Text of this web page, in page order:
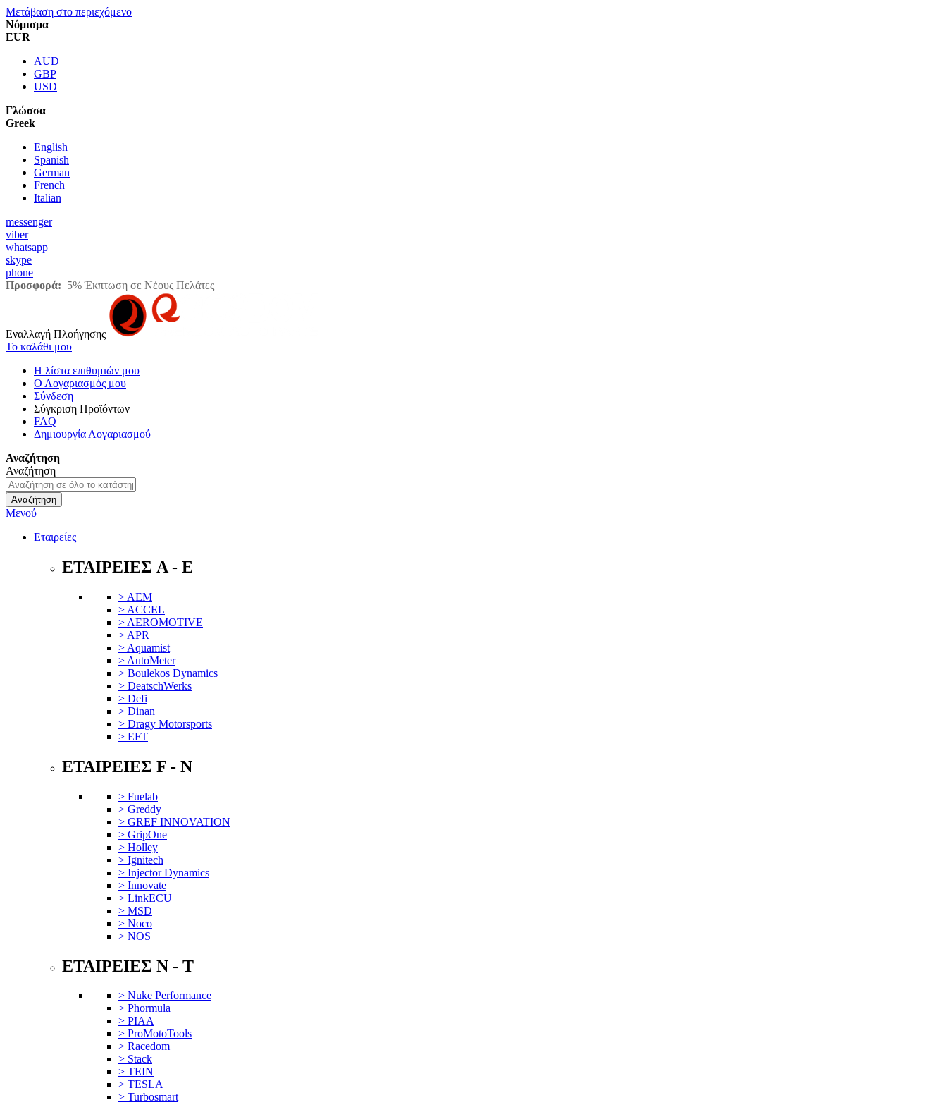
Μετάβαση στο περιεχόμενο
Νόμισμα
EUR
AUD
GBP
USD
Γλώσσα
Greek
English
Spanish
German
French
Italian
messenger
viber
whatsapp
skype
phone
Προσφορά: 5% Έκπτωση σε Νέους Πελάτες
Εναλλαγή Πλοήγησης
Το καλάθι μου
Η λίστα επιθυμιών μου
Ο Λογαριασμός μου
Σύνδεση
Σύγκριση Προϊόντων
FAQ
Δημιουργία Λογαριασμού
Αναζήτηση
Αναζήτηση
Αναζήτηση
Μενού
Εταιρείες
ΕΤΑΙΡΕΙΕΣ A - E
> AEM
> ACCEL
> AEROMOTIVE
> APR
> Aquamist
> AutoMeter
> Boulekos Dynamics
> DeatschWerks
> Defi
> Dinan
> Dragy Motorsports
> EFT
ΕΤΑΙΡΕΙΕΣ F - N
> Fuelab
> Greddy
> GREF INNOVATION
> GripOne
> Holley
> Ignitech
> Injector Dynamics
> Innovate
> LinkECU
> MSD
> Noco
> NOS
ΕΤΑΙΡΕΙΕΣ N - T
> Nuke Performance
> Phormula
> PIAA
> ProMotoTools
> Racedom
> Stack
> TEIN
> TESLA
> Turbosmart